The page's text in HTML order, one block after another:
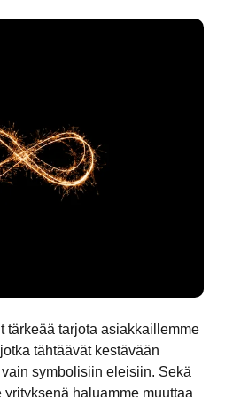
tärkeää tarjota asiakkaillemme
tähtäävät kestävään
symbolisiin eleisiin. Sekä
haluamme muuttaa